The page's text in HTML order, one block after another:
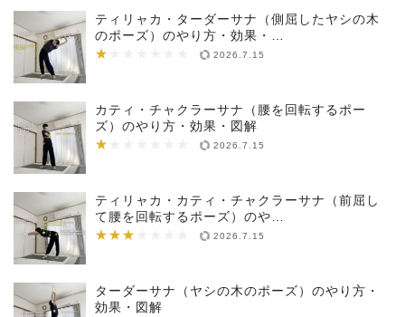
ティリャカ・ターダーサナ（側屈したヤシの木
のポーズ）のやり方・効果・…
★
★★★★★★★ 2026.7.15
カティ・チャクラーサナ（腰を回転するポー
ズ）のやり方・効果・図解
★
★★★★★★★ 2026.7.15
ティリャカ・カティ・チャクラーサナ（前屈し
て腰を回転するポーズ）のや…
★★★
★★★★★★★ 2026.7.15
ターダーサナ（ヤシの木のポーズ）のやり方・
効果・図解